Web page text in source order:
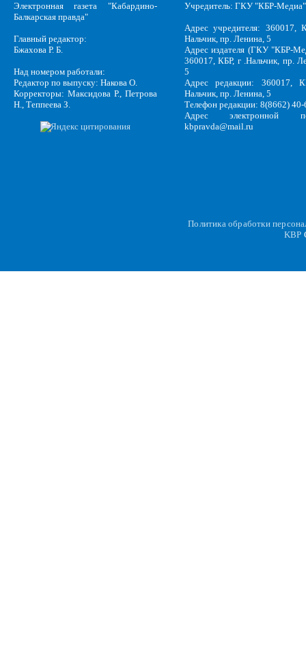
Электронная газета "Кабардино-
Балкарская правда"
Главный редактор:
Бжахова Р. Б.
Над номером работали:
Редактор по выпуску: Накова О.
Корректоры: Максидова Р., Петрова
Н., Теппеева З.
Учредитель: ГКУ "КБР-Медиа"
Адрес учредителя: 360017,
Нальчик, пр. Ленина, 5
Адрес издателя (ГКУ "КБР-
360017, КБР, г .Нальчик, пр.
5
Адрес редакции: 360017,
Нальчик, пр. Ленина, 5
Телефон редакции: 8(8662)
Адрес электронной
kbpravda@mail.ru
Политика обработки
KBP